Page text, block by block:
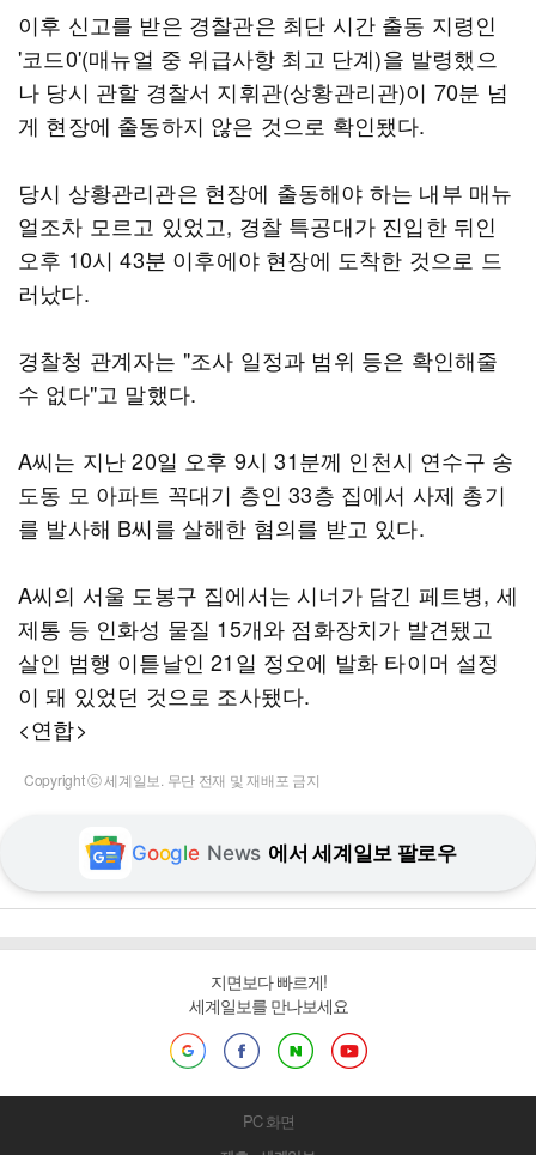
이후 신고를 받은 경찰관은 최단 시간 출동 지령인
'코드0'(매뉴얼 중 위급사항 최고 단계)을 발령했으
나 당시 관할 경찰서 지휘관(상황관리관)이 70분 넘
게 현장에 출동하지 않은 것으로 확인됐다.
당시 상황관리관은 현장에 출동해야 하는 내부 매뉴
얼조차 모르고 있었고, 경찰 특공대가 진입한 뒤인
오후 10시 43분 이후에야 현장에 도착한 것으로 드
러났다.
경찰청 관계자는 "조사 일정과 범위 등은 확인해줄
수 없다"고 말했다.
A씨는 지난 20일 오후 9시 31분께 인천시 연수구 송
도동 모 아파트 꼭대기 층인 33층 집에서 사제 총기
를 발사해 B씨를 살해한 혐의를 받고 있다.
A씨의 서울 도봉구 집에서는 시너가 담긴 페트병, 세
제통 등 인화성 물질 15개와 점화장치가 발견됐고
살인 범행 이튿날인 21일 정오에 발화 타이머 설정
이 돼 있었던 것으로 조사됐다.
<연합>
Copyright ⓒ 세계일보. 무단 전재 및 재배포 금지
Google News 에서 세계일보 팔로우
지면보다 빠르게!
세계일보를 만나보세요
PC 화면